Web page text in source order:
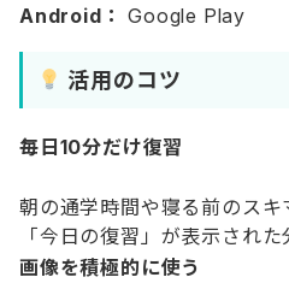
Android： Google Play
活用のコツ
毎日10分だけ復習
朝の通学時間や寝る前のスキ
「今日の復習」が表示され
画像を積極的に使う